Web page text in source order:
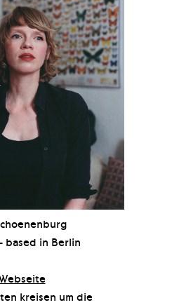
based in Berlin
kreisen um die